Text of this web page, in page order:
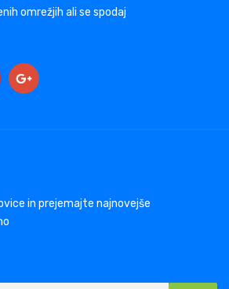
omrežjih ali se spodaj
in prejemajte najnovejše